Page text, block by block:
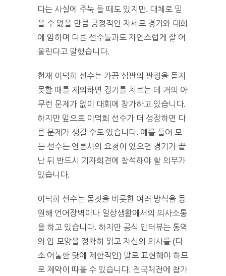
다는 사실에 주눅 들 때도 있지만, 대체로 믿
을 수 없을 만큼 긍정적인 자세로 경기와 대회
에 임하며 다른 선수들과도 자연스럽게 잘 어
울린다고 말했습니다.
현재 이덕희 선수는 가끔 심판의 판정을 듣지
못할 때를 제외하면 경기를 치르는 데 거의 아
무런 문제가 없이 대회에 참가하고 있습니다.
하지만 앞으로 이덕희 선수가 더 성장하면 다
른 문제가 생길 수도 있습니다. 예를 들어 모
든 선수는 언론사의 요청이 있으면 경기가 끝
난 뒤 반드시 기자회견에 참석해야 할 의무가
있습니다.
이덕희 선수는 몸짓을 비롯한 여러 방식을 동
원해 언어장벽이나 일상생활에서의 의사소통
을 하고 있습니다. 하지만 공식 인터뷰는 통역
의 입 모양을 정확히 읽고 자신의 의사를 (다
소 어눌한 탓에 제한적인) 말로 표현해야 하므
로 제약이 따를 수 있습니다. 전국체전에 참가